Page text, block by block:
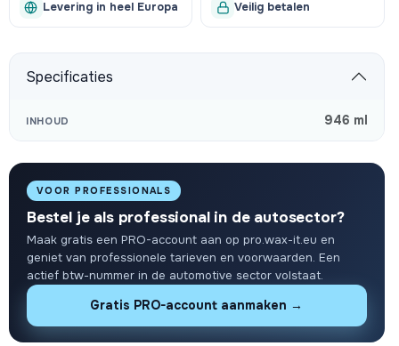
Levering in heel Europa Veilig betalen
Specificaties
INHOUD 946 ml
VOOR PROFESSIONALS
Bestel je als professional in de autosector?
Maak gratis een PRO-account aan op pro.wax-it.eu en
geniet van professionele tarieven en voorwaarden. Een
actief btw-nummer in de automotive sector volstaat.
Gratis PRO-account aanmaken →